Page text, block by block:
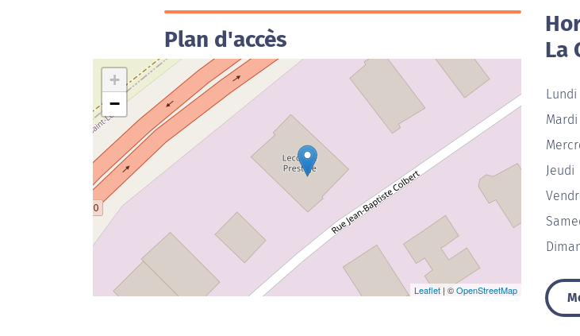
Plan d'accès
+
−
Leaflet | ©OpenStreetMap
La
Lundi
Mardi
Jeudi